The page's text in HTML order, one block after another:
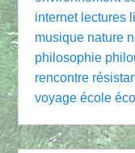
internet lectures
musique nature
philosophie
rencontre
voyage école